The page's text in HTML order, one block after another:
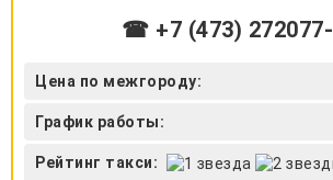
☎ +7 (473)
Цена по межгороду:
График работы:
Рейтинг такси: